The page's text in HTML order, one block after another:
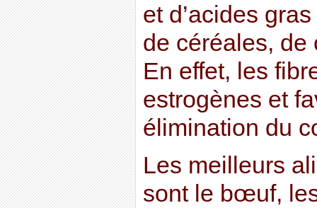
et d’acides
de céréales, de
En effet, les
estrogènes et
élimination du
Les meilleurs
sont le bœuf,